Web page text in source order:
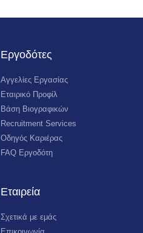
Εργοδότες
Αγγελίες Εργασίας
Εταιρικό Προφίλ
Βάση Βιογραφικών
Recruitment Services
Οδηγός Καριέρας
FAQ Εργοδότη
Εταιρεία
Σχετικά με εμάς